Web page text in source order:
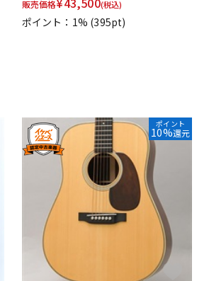
販売価格 (税込)
ポイント：1% (395pt)
ポイント
10%還元